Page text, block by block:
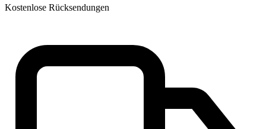
Kostenlose Rücksendungen